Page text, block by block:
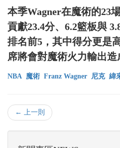
本季Wagner在魔術的23
貢獻23.4分、6.2籃板與
排名前5，其中得分更是
席將會對魔術火力輸出造
NBA 魔術 Franz Wagner 尼克 緯
← 上一則